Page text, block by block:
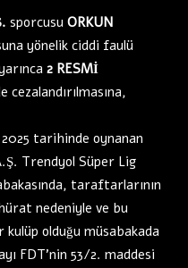
sporcusu ORKUN
yönelik ciddi faulü
2 RESMİ
cezalandırılmasına,
tarihinde oynanan
Trendyol Süper Lig
taraftarlarının
nedeniyle ve bu
olduğu müsabakada
FDT’nin 53/2. maddesi